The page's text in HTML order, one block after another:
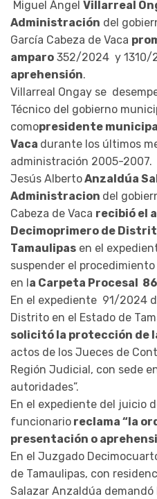
Miguel Ángel Villarreal
Administración del
García Cabeza de Vaca
amparo 352/2024 y 1310/
aprehensión.
Villarreal Ongay se
Técnico del gobierno
comopresidente
Vaca durante los últimos
administración 2005-2007.
Jesús AlbertoAnzaldúa
Administracion del
Cabeza de Vaca recibió el
Decimoprimero de
Tamaulipas en el
suspender el
en l a Carpeta Procesal
En el expediente 91/2024
Distrito en el Estado de
solicitó la protección de
actos de los Jueces de
Región Judicial, con sede
autoridades”.
En el expediente del juicio
funcionario reclama “la
presentación o
En el Juzgado
de Tamaulipas, con
Salazar Anzaldúa